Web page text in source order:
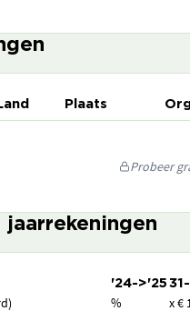
Plaats
Probeer
jaarrekeningen
'24->'25
% x €